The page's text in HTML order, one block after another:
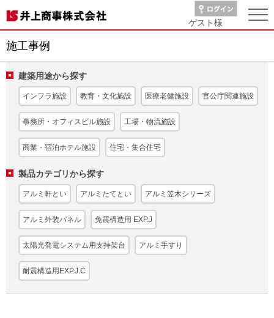
ゲスト様
施工事例
建築用途から探す
インフラ施設 教育・文化施設 医療老健施設 官公庁関連施設
事務所・オフィスビル施設 工場・物流施設
商業・宿泊ホテル施設 住宅・集合住宅
製品カテゴリから探す
アルミ軒とい アルミたてとい アルミ笠木シリーズ
アルミ外装パネル 免震構造用 EXP.J
太陽光発電システム用支持架台 アルミ手すり
耐震構造用EXP.J.C